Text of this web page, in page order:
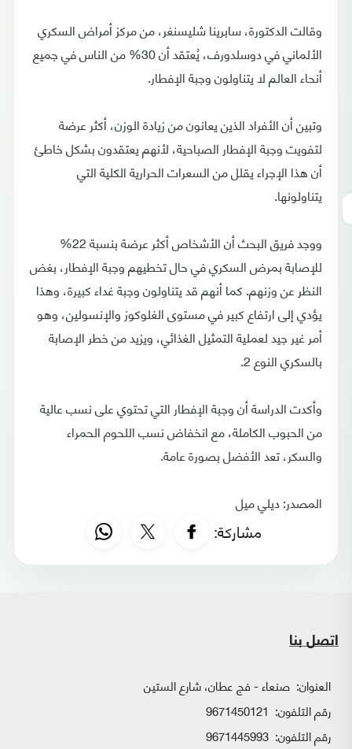
وقالت الدكتورة، سابرينا شليسنغر، من مركز أمراض السكري
الألماني في دوسلدورف، يُعتقد أن 30% من الناس في جميع
أنحاء العالم لا يتناولون وجبة الإفطار.
وتبين أن الأفراد الذين يعانون من زيادة الوزن، أكثر عرضة
لتفويت وجبة الإفطار الصباحية، لأنهم يعتقدون بشكل خاطئ
أن هذا الإجراء يقلل من السعرات الحرارية الكلية التي
يتناولونها.
ووجد فريق البحث أن الأشخاص أكثر عرضة بنسبة 22%
للإصابة بمرض السكري في حال تخطيهم وجبة الإفطار، بغض
النظر عن وزنهم. كما أنهم قد يتناولون وجبة غداء كبيرة، وهذا
يؤدي إلى ارتفاع كبير في مستوى الغلوكوز والإنسولين، وهو
أمر غير جيد لعملية التمثيل الغذائي، ويزيد من خطر الإصابة
بالسكري النوع 2.
وأكدت الدراسة أن وجبة الإفطار التي تحتوي على نسب عالية
من الحبوب الكاملة، مع انخفاض نسب اللحوم الحمراء
والسكر، تعد الأفضل بصورة عامة.
المصدر: ديلي ميل
مشاركة:
اتصل بنا
العنوان: صنعاء - فج عطان، شارع الستين
رقم التلفون: 9671450121
رقم التلفون: 9671445993